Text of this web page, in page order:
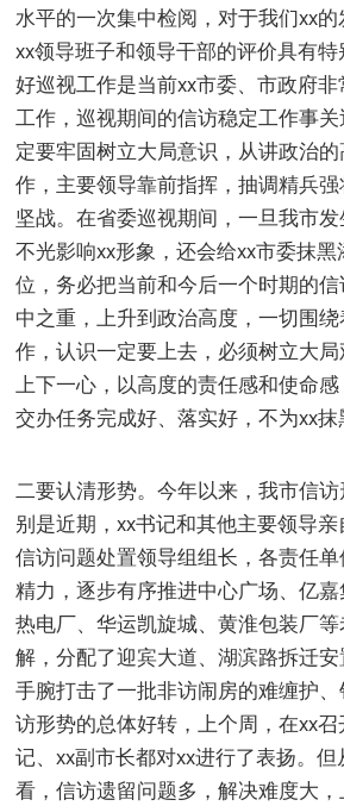
水平的一次集中检阅，对于我们xx的
xx领导班子和领导干部的评价具有
好巡视工作是当前xx市委、市政府
工作，巡视期间的信访稳定工作事
定要牢固树立大局意识，从讲政治
作，主要领导靠前指挥，抽调精兵
坚战。在省委巡视期间，一旦我市发
不光影响xx形象，还会给xx市委抹
位，务必把当前和今后一个时期的
中之重，上升到政治高度，一切围
作，认识一定要上去，必须树立大局
上下一心，以高度的责任感和使命
交办任务完成好、落实好，不为xx抹
二要认清形势。今年以来，我市信
别是近期，xx书记和其他主要领导
信访问题处置领导组组长，各责任
精力，逐步有序推进中心广场、亿嘉
热电厂、华运凯旋城、黄淮包装厂
解，分配了迎宾大道、湖滨路拆迁
手腕打击了一批非访闹房的难缠护
访形势的总体好转，上个周，在xx召
记、xx副市长都对xx进行了表扬。
看，信访遗留问题多，解决难度大